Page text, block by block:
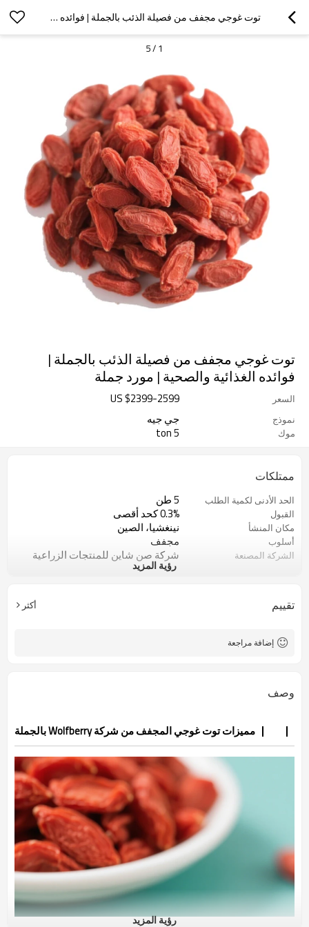
توت غوجي مجفف من فصيلة الذئب بالجملة | فوائده الغذائية والصحية | مورد جملة
1
/
5
توت غوجي مجفف من فصيلة الذئب بالجملة |
فوائده الغذائية والصحية | مورد جملة
السعر US $2399-2599
نموذج جي جيه
موك 5 ton
ممتلكات
الحد الأدنى لكمية الطلب 5 طن
القبول 0.3% كحد أقصى
مكان المنشأ نينغشيا، الصين
أسلوب مجفف
الشركة المصنعة
شركة صن شاين للمنتجات الزراعية
المحدودة
رؤية المزيد
تقييم أكثر
إضافة مراجعة
وصف
مميزات توت غوجي المجفف من شركة Wolfberry بالجملة
رؤية المزيد